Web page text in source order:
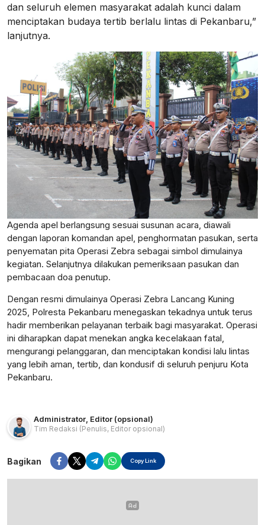
dan seluruh elemen masyarakat adalah kunci dalam
menciptakan budaya tertib berlalu lintas di Pekanbaru,”
lanjutnya.
Agenda apel berlangsung sesuai susunan acara, diawali
dengan laporan komandan apel, penghormatan pasukan, serta
penyematan pita Operasi Zebra sebagai simbol dimulainya
kegiatan. Selanjutnya dilakukan pemeriksaan pasukan dan
pembacaan doa penutup.
Dengan resmi dimulainya Operasi Zebra Lancang Kuning
2025, Polresta Pekanbaru menegaskan tekadnya untuk terus
hadir memberikan pelayanan terbaik bagi masyarakat. Operasi
ini diharapkan dapat menekan angka kecelakaan fatal,
mengurangi pelanggaran, dan menciptakan kondisi lalu lintas
yang lebih aman, tertib, dan kondusif di seluruh penjuru Kota
Pekanbaru.
Administrator Editor (opsional)
Tim Redaksi (Penulis, Editor opsional)
Bagikan Copy Link